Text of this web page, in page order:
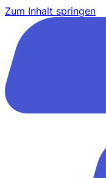
Zum Inhalt springen